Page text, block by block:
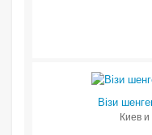
Візи
Киев и